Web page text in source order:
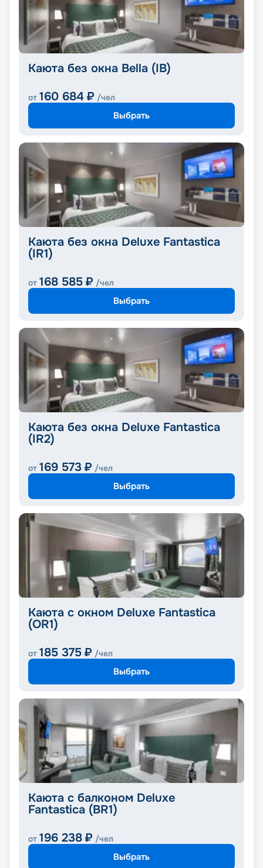
Каюта без окна Bella (IB)
от 160 684 ₽ /чел
Выбрать
Каюта без окна Deluxe Fantastica
(IR1)
от 168 585 ₽ /чел
Выбрать
Каюта без окна Deluxe Fantastica
(IR2)
от 169 573 ₽ /чел
Выбрать
Каюта с окном Deluxe Fantastica
(OR1)
от 185 375 ₽ /чел
Выбрать
Каюта с балконом Deluxe
Fantastica (BR1)
от 196 238 ₽ /чел
Выбрать